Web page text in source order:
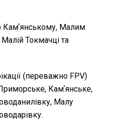
Камʼянському, Малим
Токмачці та
(переважно FPV)
Камʼянське,
Малу